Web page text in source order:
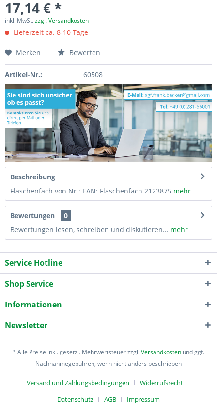
17,14 € *
inkl. MwSt.zzgl. Versandkosten
Lieferzeit ca. 8-10 Tage
Merken Bewerten
Artikel-Nr.: 60508
Beschreibung
Flaschenfach von Nr.: EAN: Flaschenfach 2123875 mehr
Bewertungen
0
Bewertungen lesen, schreiben und diskutieren... mehr
Service Hotline
Shop Service
Informationen
Newsletter
* Alle Preise inkl. gesetzl. Mehrwertsteuer zzgl.Versandkosten und ggf.
Nachnahmegebühren, wenn nicht anders beschrieben
Versand und Zahlungsbedingungen
Widerrufsrecht
Datenschutz
AGB Impressum